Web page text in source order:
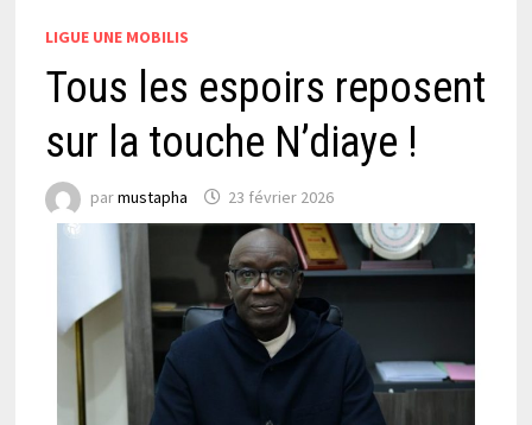
LIGUE UNE MOBILIS
Tous les espoirs reposent
sur la touche N’diaye !
parmustapha 23 février 2026